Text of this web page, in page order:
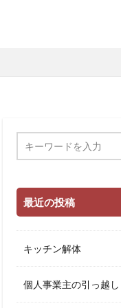
最近の投稿
キッチン解体
個人事業主の引っ越し